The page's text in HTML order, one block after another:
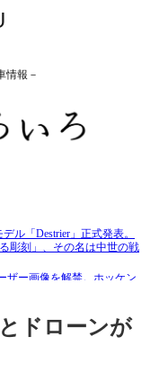
情報－
ドローンが